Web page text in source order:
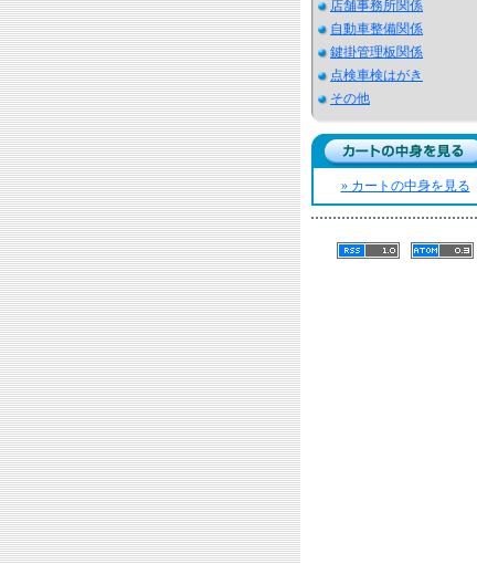
店舗事務所関係
自動車整備関係
鍵掛管理板関係
点検車検はがき
その他
» カートの中身を見る